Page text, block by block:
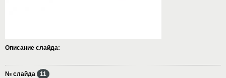
Описание слайда:
№ слайда 11